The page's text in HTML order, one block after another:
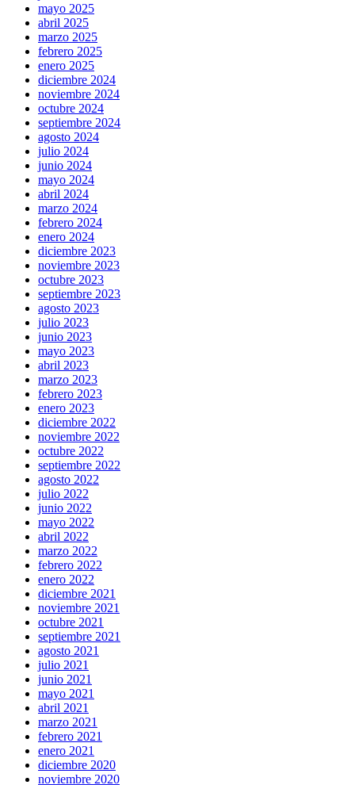
mayo 2025
abril 2025
marzo 2025
febrero 2025
enero 2025
diciembre 2024
noviembre 2024
octubre 2024
septiembre 2024
agosto 2024
julio 2024
junio 2024
mayo 2024
abril 2024
marzo 2024
febrero 2024
enero 2024
diciembre 2023
noviembre 2023
octubre 2023
septiembre 2023
agosto 2023
julio 2023
junio 2023
mayo 2023
abril 2023
marzo 2023
febrero 2023
enero 2023
diciembre 2022
noviembre 2022
octubre 2022
septiembre 2022
agosto 2022
julio 2022
junio 2022
mayo 2022
abril 2022
marzo 2022
febrero 2022
enero 2022
diciembre 2021
noviembre 2021
octubre 2021
septiembre 2021
agosto 2021
julio 2021
junio 2021
mayo 2021
abril 2021
marzo 2021
febrero 2021
enero 2021
diciembre 2020
noviembre 2020